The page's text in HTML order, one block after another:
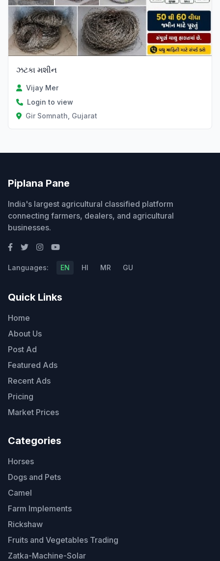
ઝટકા મશીન
Vijay Mer
Login to view
Gir Somnath, Gujarat
Piplana Pane
India's largest agricultural classified platform
connecting farmers, dealers, and agricultural
businesses.
Languages: EN HI MR GU
Quick Links
Home
About Us
Post Ad
Featured Ads
Recent Ads
Pricing
Market Prices
Categories
Horses
Dogs and Pets
Camel
Farm Implements
Rickshaw
Fruits and Vegetables Trading
Zatka-Machine-Solar